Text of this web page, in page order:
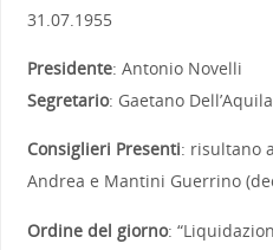
31.07.1955
Presidente: Antonio
Segretario: Gaetano Dell’Aquila
Consiglieri Presenti: risultano
Andrea e Mantini Guerrino
Ordine del giorno: